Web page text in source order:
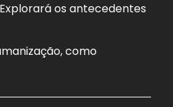
os antecedentes
como